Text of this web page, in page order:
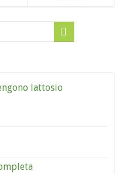
lattosio